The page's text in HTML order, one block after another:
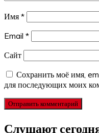
Имя *
Email *
Сайт
Сохранить моё имя,
для последующих моих
Слушают